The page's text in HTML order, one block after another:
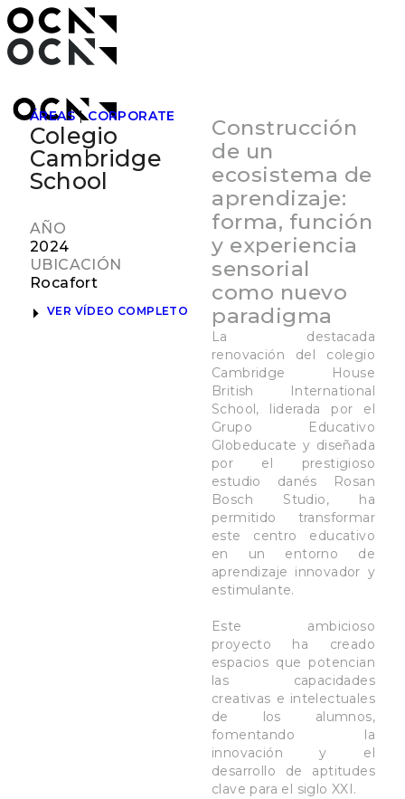
ÁREAS|CORPORATE
Colegio
Cambridge
School
AÑO
2024
UBICACIÓN
Rocafort
VER VÍDEO COMPLETO
Construcción
de un
ecosistema de
aprendizaje:
forma, función
y experiencia
sensorial
como nuevo
paradigma
La destacada
renovación del colegio
Cambridge House
British International
School, liderada por el
Grupo Educativo
Globeducate y diseñada
por el prestigioso
estudio danés Rosan
Bosch Studio, ha
permitido transformar
este centro educativo
en un entorno de
aprendizaje innovador y
estimulante.
Este ambicioso
proyecto ha creado
espacios que potencian
las capacidades
creativas e intelectuales
de los alumnos,
fomentando la
innovación y el
desarrollo de aptitudes
clave para el siglo XXI.